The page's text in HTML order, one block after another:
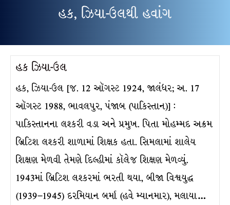
હક, ઝિયા-ઉલથી હવાંગ
હક ઝિયા-ઉલ
હક, ઝિયા-ઉલ [જ. 12 ઑગસ્ટ 1924, જાલંધર; અ. 17
ઑગસ્ટ 1988, ભાવલપુર, પંજાબ (પાકિસ્તાન)] :
પાકિસ્તાનના લશ્કરી વડા અને પ્રમુખ. પિતા મોહમ્મદ અક્રમ
બ્રિટિશ લશ્કરી શાળામાં શિક્ષક હતા. સિમલામાં શાલેય
શિક્ષણ મેળવી તેમણે દિલ્હીમાં કૉલેજ શિક્ષણ મેળવ્યું.
1943માં બ્રિટિશ લશ્કરમાં ભરતી થયા, બીજા વિશ્વયુદ્ધ
(1939–1945) દરમિયાન બર્મા (હવે મ્યાનમાર), મલાયા…